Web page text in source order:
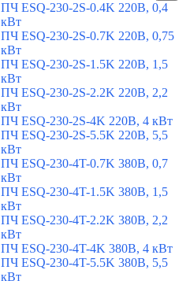
ПЧ ESQ-230-2S-0.4K 220В, 0,4
кВт
ПЧ ESQ-230-2S-0.7K 220В, 0,75
кВт
ПЧ ESQ-230-2S-1.5K 220В, 1,5
кВт
ПЧ ESQ-230-2S-2.2K 220В, 2,2
кВт
ПЧ ESQ-230-2S-4K 220В, 4 кВт
ПЧ ESQ-230-2S-5.5K 220В, 5,5
кВт
ПЧ ESQ-230-4T-0.7K 380В, 0,7
кВт
ПЧ ESQ-230-4T-1.5K 380В, 1,5
кВт
ПЧ ESQ-230-4T-2.2K 380В, 2,2
кВт
ПЧ ESQ-230-4T-4K 380В, 4 кВт
ПЧ ESQ-230-4T-5.5K 380В, 5,5
кВт